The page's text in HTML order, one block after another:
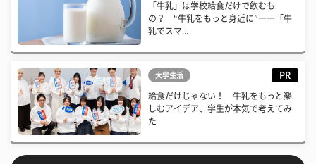
「牛乳」は学校給食だけで飲むも
の？ “牛乳をもっと身近に”――「牛
乳でスマ...
大学生活 PR
給食だけじゃない！ 牛乳をもっと楽
しむアイデア、学生が本気で考えてみ
た